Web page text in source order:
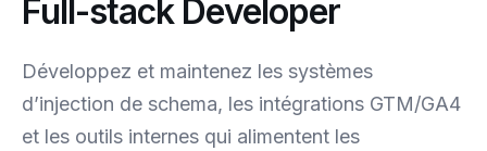
Full-stack Developer
Développez et maintenez les systèmes
d’injection de schema, les intégrations GTM/GA4
et les outils internes qui alimentent les